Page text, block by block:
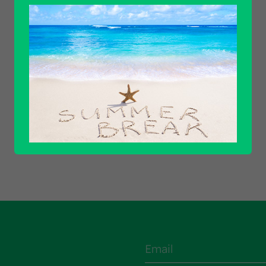
Scopri tutti i prodotti